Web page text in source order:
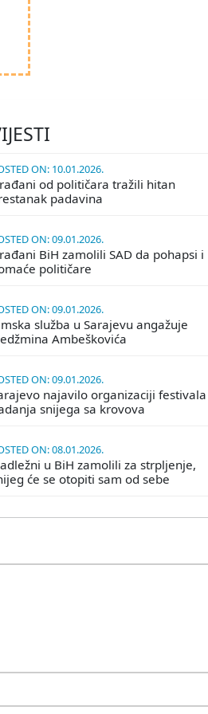
ON: 10.01.2026.
od političara tražili hitan
padavina
ON: 09.01.2026.
BiH zamolili SAD da pohapsi i
političare
ON: 09.01.2026.
služba u Sarajevu angažuje
Ambeškovića
ON: 09.01.2026.
najavilo organizaciji festivala
snijega sa krovova
ON: 08.01.2026.
u BiH zamolili za strpljenje,
će se otopiti sam od sebe